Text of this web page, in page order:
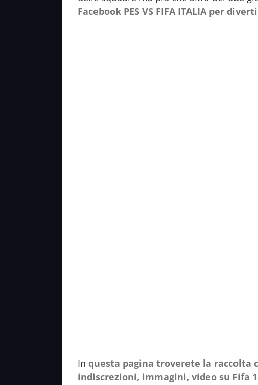
Facebook PES VS FIFA ITALIA per
In questa pagina troverete la
indiscrezioni, immagini, video su Fifa